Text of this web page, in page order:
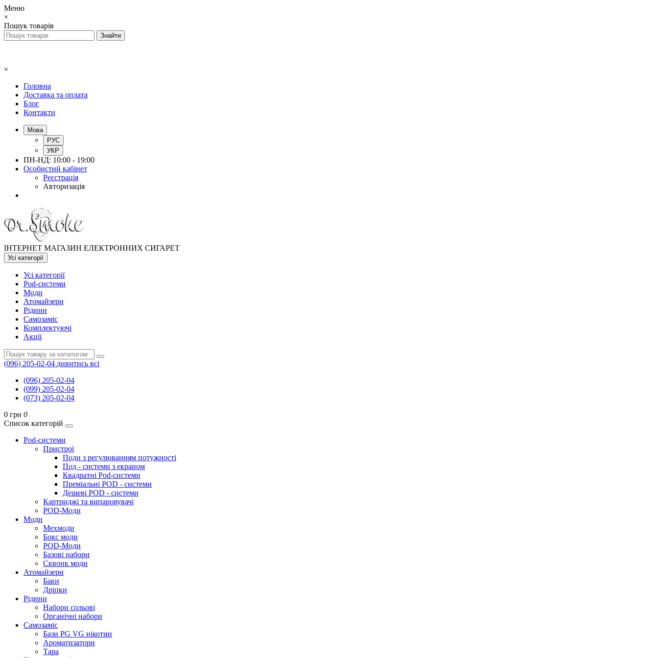
Меню
×
Пошук товарів
×
Головна
Доставка та оплата
Блог
Контакти
Мова
РУС
УКР
ПН-НД: 10:00 - 19:00
Особистий кабінет
Реєстрація
Авторизація
ІНТЕРНЕТ МАГАЗИН ЕЛЕКТРОННИХ СИГАРЕТ
Усі категорії
Усі категорії
Pod-системи
Моди
Атомайзери
Рідини
Самозаміс
Комплектуючі
Акції
(096) 205-02-04 дивитись всі
(096) 205-02-04
(099) 205-02-04
(073) 205-02-04
0 грн 0
Список категорій
Pod-системи
Пристрої
Поди з регулюванням потужності
Под - системи з екраном
Квадратні Pod-системи
Преміальні POD - системи
Дешеві POD - системи
Картриджі та випаровувачі
POD-Моди
Моди
Мехмоди
Бокс моди
POD-Моди
Базові набори
Сквонк моди
Атомайзери
Баки
Дріпки
Рідини
Набори сольові
Органічні набори
Самозаміс
Бази PG VG нікотин
Ароматизатори
Тара